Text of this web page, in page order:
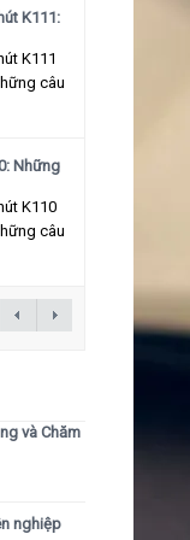
K111:
K111
câu
Những
K110
câu
và Chăm
nghiệp